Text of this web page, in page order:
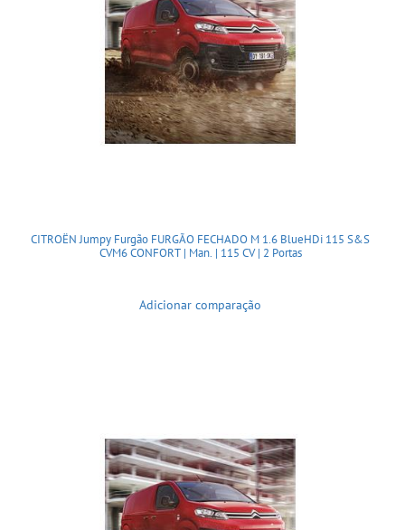
CITROËN Jumpy Furgão FURGÃO FECHADO M 1.6 BlueHDi 115 S&S
CVM6 CONFORT | Man. | 115 CV | 2 Portas
Adicionar comparação